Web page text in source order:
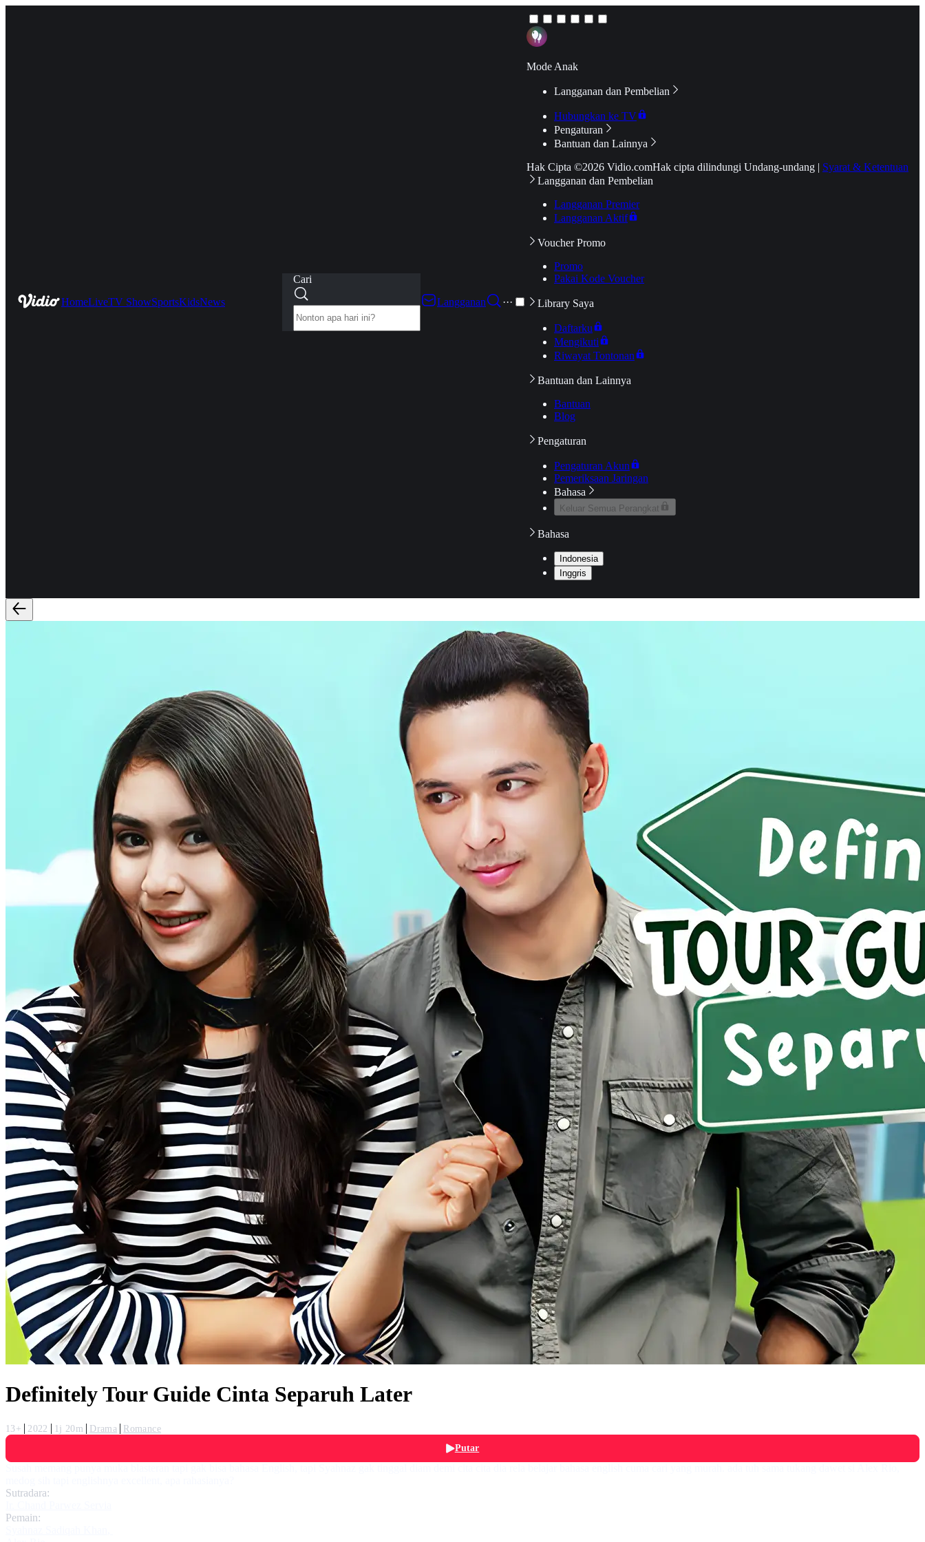
HomeLiveTV ShowSportsKidsNews
Cari
Langganan
···
Mode Anak
Langganan dan Pembelian
Hubungkan ke TV
Pengaturan
Bantuan dan Lainnya
Hak Cipta ©2026 Vidio.comHak cipta dilindungi Undang-undang | Syarat & Ketentuan
Langganan dan Pembelian
Langganan Premier
Langganan Aktif
Voucher Promo
Promo
Pakai Kode Voucher
Library Saya
Daftarku
Mengikuti
Riwayat Tontonan
Bantuan dan Lainnya
Bantuan
Blog
Pengaturan
Pengaturan Akun
Pemeriksaan Jaringan
Bahasa
Keluar Semua Perangkat
Bahasa
Indonesia
Inggris
Definitely Tour Guide Cinta Separuh Later
13+ 2022 1j 20m Drama
Romance
Putar
Sutradara:
Pemain: